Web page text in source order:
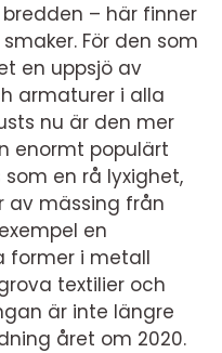
– här finner
För den som
en uppsjö av
armaturer i alla
nu är den mer
enormt populärt
en rå lyxighet,
av mässing från
en
former i metall
textilier och
är inte längre
året om 2020.